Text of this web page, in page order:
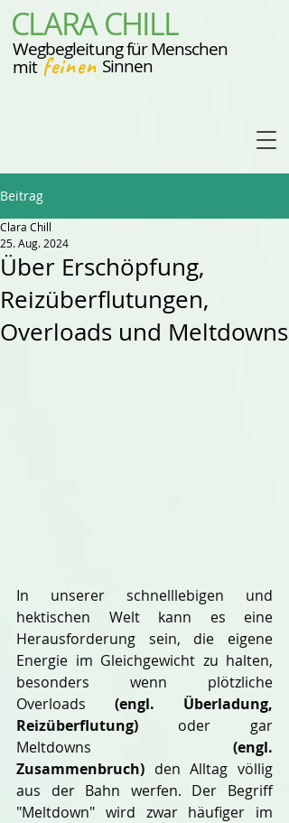
CLARA CHILL
feinen
Wegbegleitung für Menschen
mit Sinnen
Beitrag
Über Erschöpfung,
Reizüberflutungen,
Overloads und Meltdowns
Clara Chill
25. Aug. 2024
In unserer schnelllebigen und
hektischen Welt kann es eine
Herausforderung sein, die eigene
Energie im Gleichgewicht zu halten,
besonders wenn plötzliche
Overloads (engl. Überladung,
Reizüberflutung) oder gar
Meltdowns (engl.
Zusammenbruch) den Alltag völlig
aus der Bahn werfen. Der Begriff
"Meltdown" wird zwar häufiger im